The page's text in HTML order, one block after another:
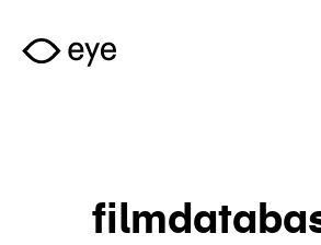
Overslaan en naar de inhoud